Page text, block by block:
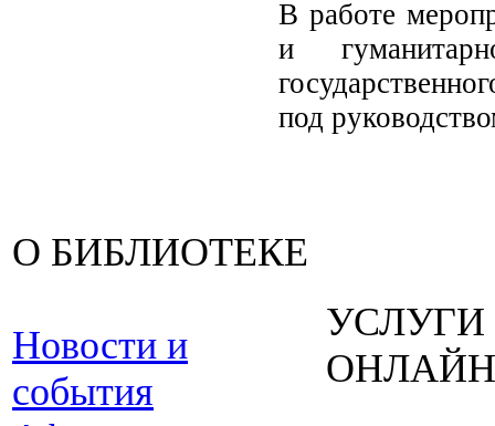
В работе
и
под
О БИБЛИОТЕКЕ
Новости и
события
УСЛУГИ
ОНЛАЙН